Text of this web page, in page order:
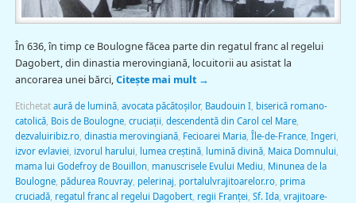
În 636, în timp ce Boulogne făcea parte din regatul franc al regelui
Dagobert, din dinastia merovingiană, locuitorii au asistat la
ancorarea unei bărci,Citește mai mult →
Etichetat aură de lumină, avocata păcătoșilor, Baudouin I, biserică romano-
catolică, Bois de Boulogne, cruciații descendentă din Carol cel Mare,
dezvaluiribiz.ro, dinastia merovingiană, Fecioarei Maria, Île-de-France, Ingeri
izvor evlaviei izvorul harului lumea creştină, lumină divină, Maica Domnului
mama lui Godefroy de Bouillon manuscrisele Evului Mediu Minunea de la
Boulogne, pădurea Rouvray, pelerinaj portalulvrajitoarelor.ro, prima
cruciadă, regatul franc al regelui Dagobert, regii Franței Sf. Ida, vrajitoare-